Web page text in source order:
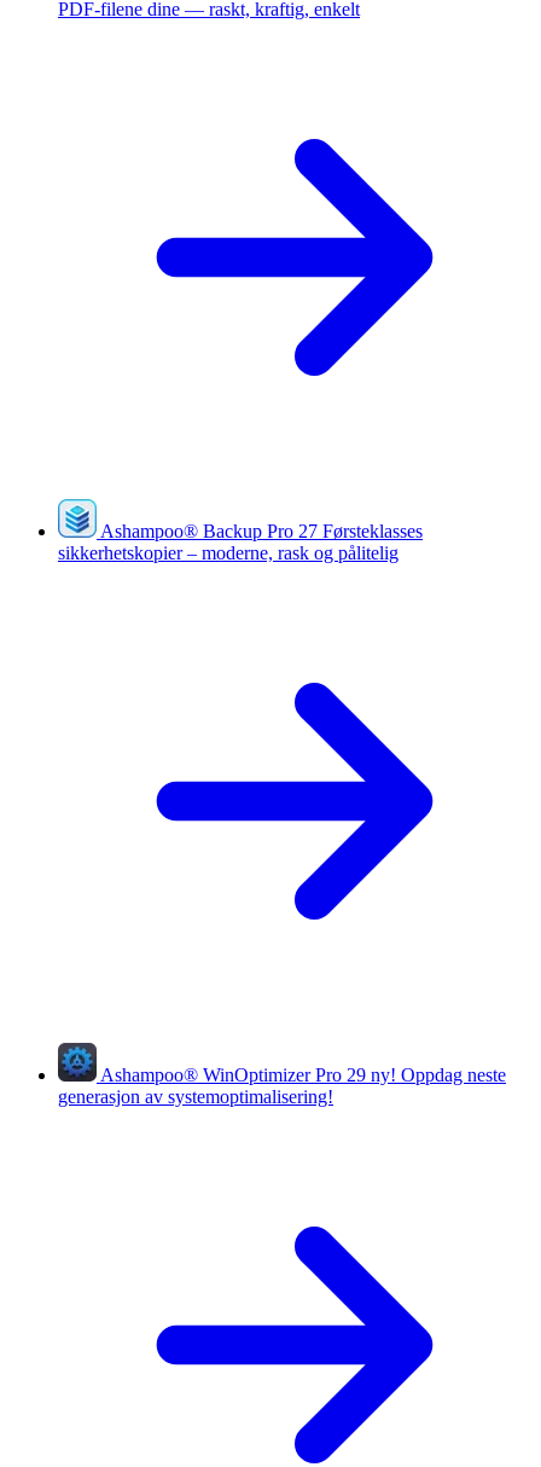
PDF-filene dine — raskt, kraftig, enkelt
Ashampoo® Backup Pro 27 Førsteklasses
sikkerhetskopier – moderne, rask og pålitelig
Ashampoo® WinOptimizer Pro 29 ny! Oppdag neste
generasjon av systemoptimalisering!